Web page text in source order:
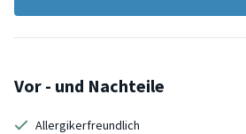
Vor - und Nachteile
Allergikerfreundlich